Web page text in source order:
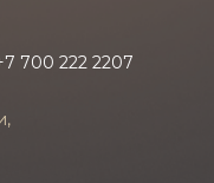
проходит в
700 222 2207